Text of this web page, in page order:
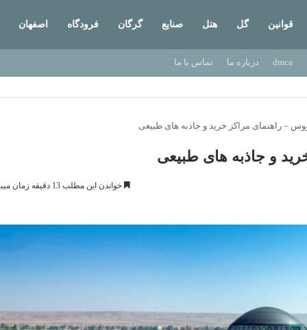
قوانین گل هتل صنایع گرگان فرودگاه اصفهان
dmca درباره ما تماس با ما
– راهنمای مراکز خرید و جاذبه های طبیعی
و جاذبه های طبیعی
خواندن این مطلب 13 دقیقه زمان میبرد